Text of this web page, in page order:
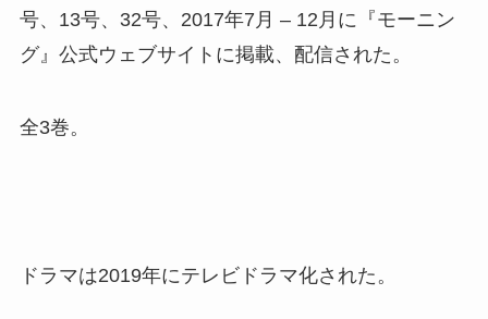
号、13号、32号、2017年7月 – 12月に『モーニン
グ』公式ウェブサイトに掲載、配信された。
全3巻。
ドラマは2019年にテレビドラマ化された。